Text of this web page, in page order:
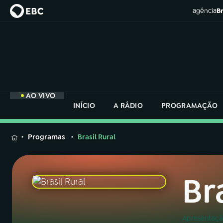
agência
AO VIVO
INÍCIO
A RÁDIO PROGRAMAÇÃO
MENU
Buscar
Buscar
na
Rádio
Nacional
Programas Brasil Rural